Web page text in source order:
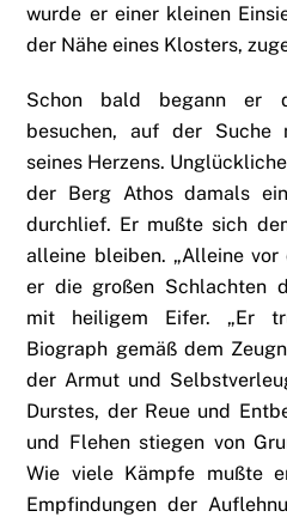
wurde er einer kleinen
der Nähe eines Klosters,
Schon bald begann er
besuchen, auf der Suche
seines Herzens.
der Berg Athos damals
durchlief. Er mußte sich
alleine bleiben. „Alleine vor
er die großen Schlachten
mit heiligem Eifer. „Er
Biograph gemäß dem
der Armut und
Durstes, der Reue und
und Flehen stiegen von
Wie viele Kämpfe mußte
Empfindungen der